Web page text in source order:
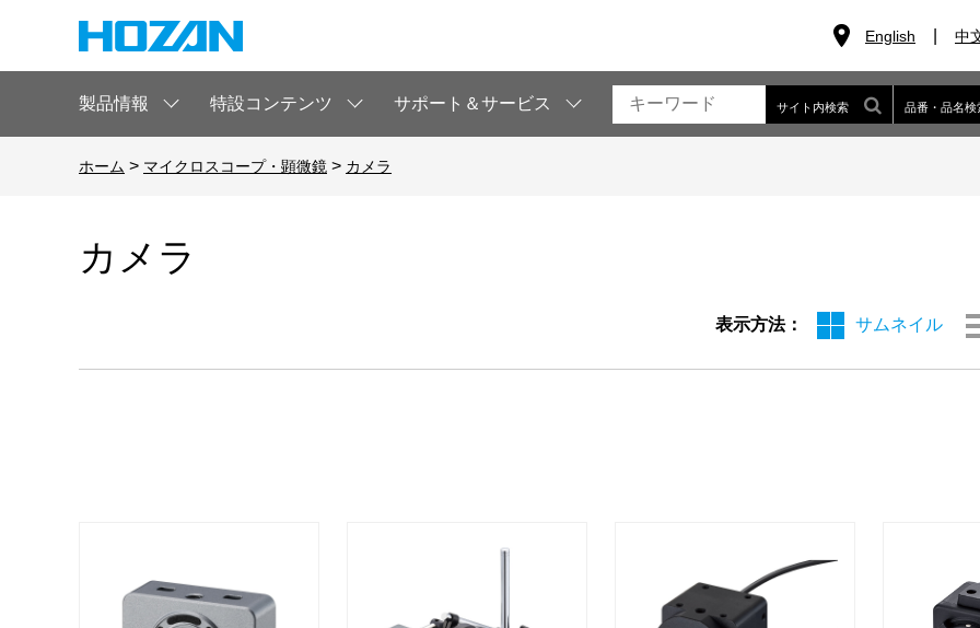
English 中
製品情報 特設コンテンツ サポート＆サービス サイト内検索 品番・品名検
ホーム > マイクロスコープ・顕微鏡 > カメラ
カメラ
表示方法： サムネイル